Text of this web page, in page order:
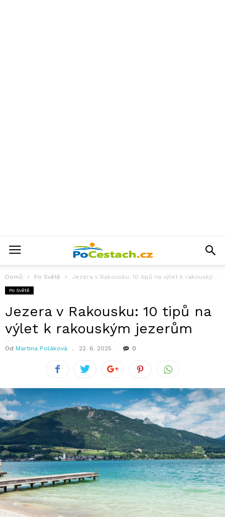
Domů Po Světě Jezera v Rakousku: 10 tipů na výlet k rakouským jezerům
Po Světě
Jezera v Rakousku: 10 tipů na
výlet k rakouským jezerům
Od Martina Poláková 22. 6. 2025 0